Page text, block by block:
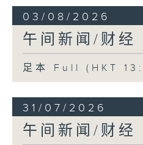
03/08/2026
午间新闻/财经
足本 Full (HKT
31/07/2026
午间新闻/财经